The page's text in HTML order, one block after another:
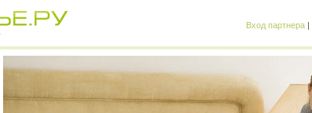
Вход партнера |